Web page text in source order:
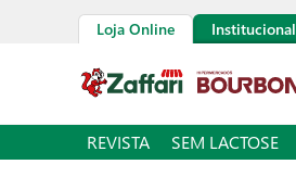
Loja Online Institucional
REVISTA SEM LACTOSE